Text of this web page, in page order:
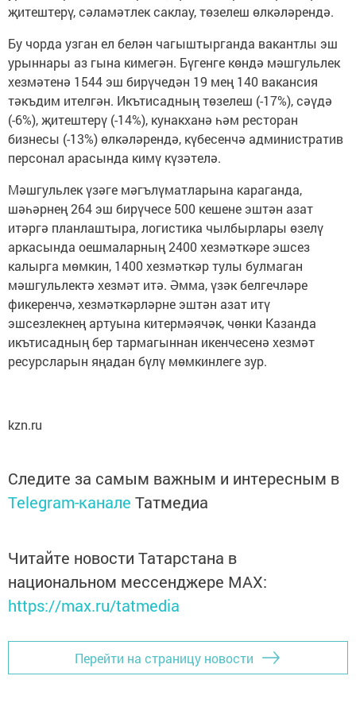
җитештерү, сәламәтлек саклау, төзелеш өлкәләрендә.
Бу чорда узган ел белән чагыштырганда вакантлы эш
урыннары аз гына кимегән. Бүгенге көндә мәшгульлек
хезмәтенә 1544 эш бирүчедән 19 мең 140 вакансия
тәкъдим ителгән. Икътисадның төзелеш (-17%), сәүдә
(-6%), җитештерү (-14%), кунакханә һәм ресторан
бизнесы (-13%) өлкәләрендә, күбесенчә административ
персонал арасында кимү күзәтелә.
Мәшгульлек үзәге мәгълүматларына караганда,
шәһәрнең 264 эш бирүчесе 500 кешене эштән азат
итәргә планлаштыра, логистика чылбырлары өзелү
аркасында оешмаларның 2400 хезмәткәре эшсез
калырга мөмкин, 1400 хезмәткәр тулы булмаган
мәшгульлектә хезмәт итә. Әмма, үзәк белгечләре
фикеренчә, хезмәткәрләрне эштән азат итү
эшсезлекнең артуына китермәячәк, чөнки Казанда
икътисадның бер тармагыннан икенчесенә хезмәт
ресурсларын яңадан бүлү мөмкинлеге зур.
kzn.ru
Следите за самым важным и интересным в
Telegram-канале Татмедиа
Читайте новости Татарстана в
национальном мессенджере MАХ:
https://max.ru/tatmedia
Перейти на страницу новости